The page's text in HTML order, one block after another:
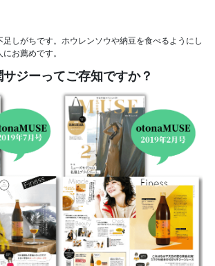
しがちです。ホウレンソウや納豆を食べるようにし
お薦めです。
ジーってご存知ですか？